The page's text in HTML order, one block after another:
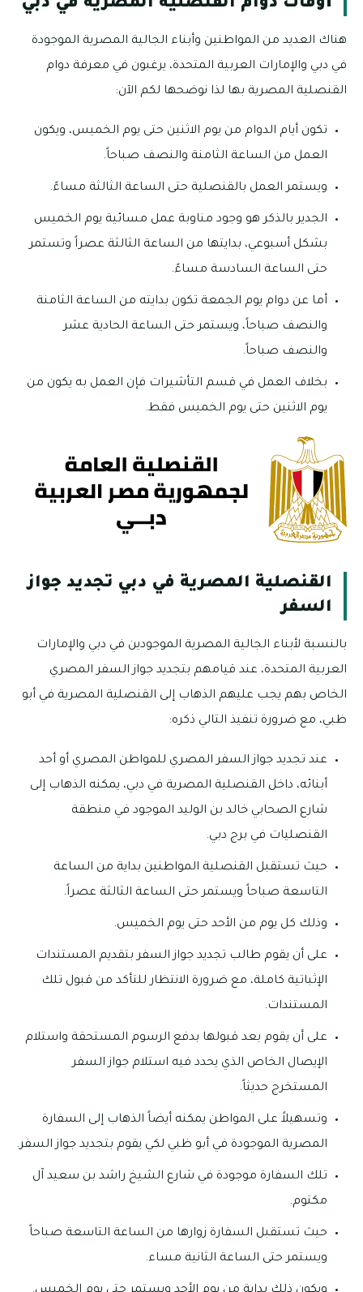
أوقات دوام القنصلية المصرية في دبي
هناك العديد من المواطنين وأبناء الجالية المصرية الموجودة
في دبي والإمارات العربية المتحدة، يرغبون في معرفة دوام
القنصلية المصرية بها لذا نوضحها لكم الآن:
تكون أيام الدوام من يوم الاثنين حتى يوم الخميس، ويكون
العمل من الساعة الثامنة والنصف صباحاً.
ويستمر العمل بالقنصلية حتى الساعة الثالثة مساءً.
الجدير بالذكر هو وجود مناوبة عمل مسائية يوم الخميس
بشكل أسبوعي، بدايتها من الساعة الثالثة عصراً وتستمر
حتى الساعة السادسة مساءً.
أما عن دوام يوم الجمعة تكون بدايته من الساعة الثامنة
والنصف صباحاً، ويستمر حتى الساعة الحادية عشر
والنصف صباحاً.
بخلاف العمل في قسم التأشيرات فإن العمل به يكون من
يوم الاثنين حتى يوم الخميس فقط.
القنصلية المصرية في دبي تجديد جواز
السفر
بالنسبة لأبناء الجالية المصرية الموجودين في دبي والإمارات
العربية المتحدة، عند قيامهم بتجديد جواز السفر المصري
الخاص بهم يجب عليهم الذهاب إلى القنصلية المصرية في أبو
ظبي، مع ضرورة تنفيذ التالي ذكره:
عند تجديد جواز السفر المصري للمواطن المصري أو أحد
أبنائه، داخل القنصلية المصرية في دبي، يمكنه الذهاب إلى
شارع الصحابي خالد بن الوليد الموجود في منطقة
القنصليات في برج دبي.
حيث تستقبل القنصلية المواطنين بداية من الساعة
التاسعة صباحاً ويستمر حتى الساعة الثالثة عصراً.
وذلك كل يوم من الأحد حتى يوم الخميس.
على أن يقوم طالب تجديد جواز السفر بتقديم المستندات
الإثباتية كاملة، مع ضرورة الانتظار للتأكد من قبول تلك
المستندات.
على أن يقوم بعد قبولها بدفع الرسوم المستحقة واستلام
الإيصال الخاص الذي يحدد فيه استلام جواز السفر
المستخرج حديثاً.
وتسهيلاً على المواطن يمكنه أيضاً الذهاب إلى السفارة
المصرية الموجودة في أبو ظبي لكي يقوم بتجديد جواز السفر.
تلك السفارة موجودة في شارع الشيخ راشد بن سعيد آل
مكتوم.
حيث تستقبل السفارة زوارها من الساعة التاسعة صباحاً
ويستمر حتى الساعة الثانية مساء.